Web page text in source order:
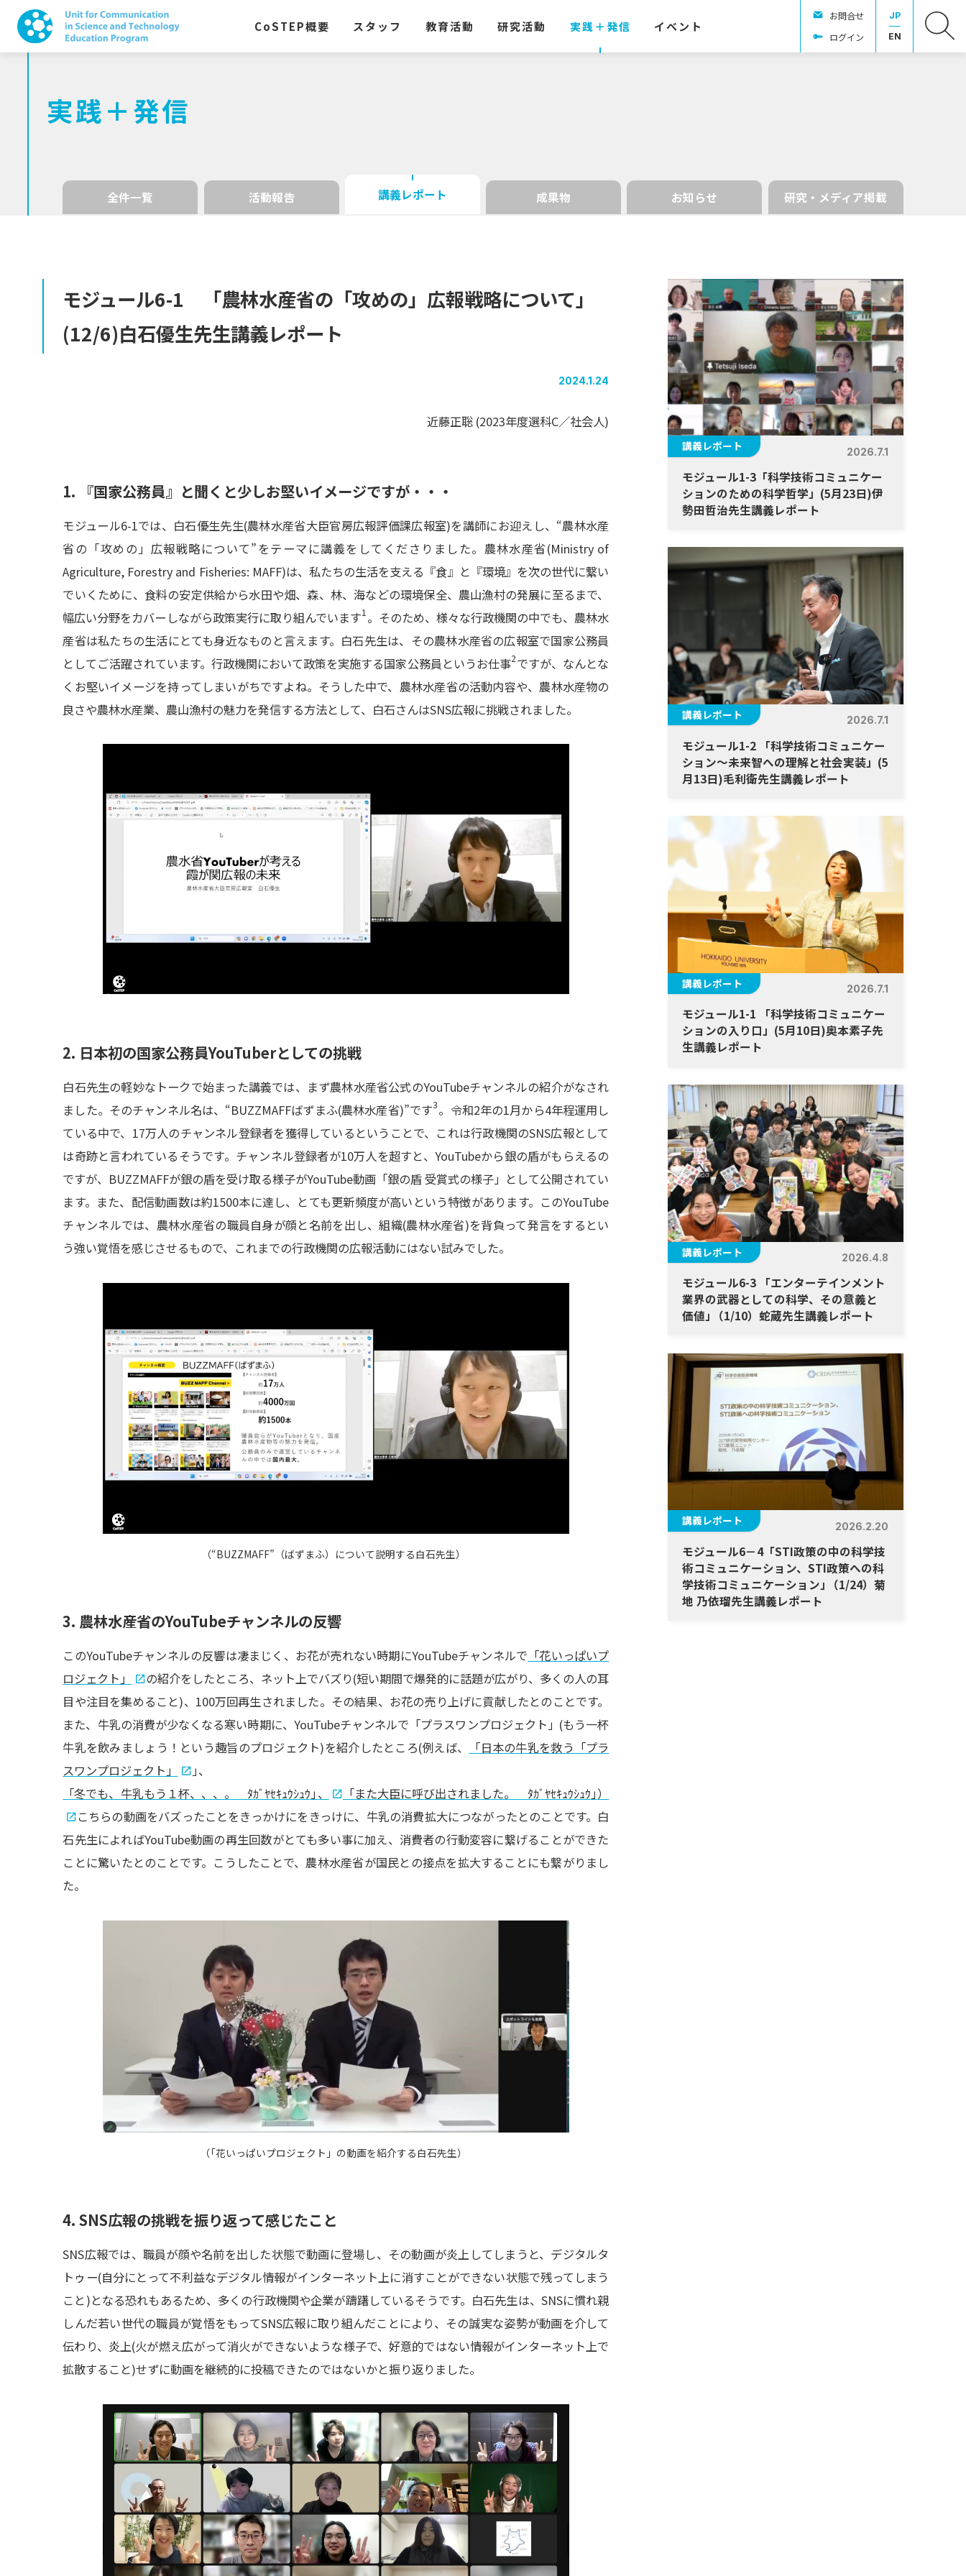
CoSTEP概要 スタッフ 教育活動 研究活動 実践＋発信 イベント
お問合せ
ログイン
JP
EN
実践＋発信
全件一覧 活動報告 講義レポート 成果物 お知らせ 研究・メディア掲載
モジュール6-1 「農林水産省の 「攻めの」 広報戦略について」
(12/6)白石優生先生講義レポート
2024.1.24
近藤正聡 (2023年度選科C／社会人)
1. 『国家公務員』と聞くと少しお堅いイメージですが・・・
モジュール6-1では、白石優生先生(農林水産省大臣官房広報評価課広報室)を講師にお迎えし、“農林水産
省の「攻めの」広報戦略について”をテーマに講義をしてくださりました。農林水産省(Ministry of
Agriculture, Forestry and Fisheries: MAFF)は、私たちの生活を支える『食』と『環境』を次の世代に繋い
でいくために、食料の安定供給から水田や畑、森、林、海などの環境保全、農山漁村の発展に至るまで、
幅広い分野をカバーしながら政策実行に取り組んでいます1。そのため、様々な行政機関の中でも、農林水
産省は私たちの生活にとても身近なものと言えます。白石先生は、その農林水産省の広報室で国家公務員
としてご活躍されています。行政機関において政策を実施する国家公務員というお仕事2ですが、なんとな
くお堅いイメージを持ってしまいがちですよね。そうした中で、農林水産省の活動内容や、農林水産物の
良さや農林水産業、農山漁村の魅力を発信する方法として、白石さんはSNS広報に挑戦されました。
2. 日本初の国家公務員YouTuberとしての挑戦
白石先生の軽妙なトークで始まった講義では、まず農林水産省公式のYouTubeチャンネルの紹介がなされ
ました。そのチャンネル名は、“BUZZMAFFばずまふ(農林水産省)”です3。令和2年の1月から4年程運用し
ている中で、17万人のチャンネル登録者を獲得しているということで、これは行政機関のSNS広報として
は奇跡と言われているそうです。チャンネル登録者が10万人を超すと、YouTubeから銀の盾がもらえるの
ですが、BUZZMAFFが銀の盾を受け取る様子がYouTube動画「銀の盾 受賞式の様子」として公開されてい
ます。また、配信動画数は約1500本に達し、とても更新頻度が高いという特徴があります。このYouTube
チャンネルでは、農林水産省の職員自身が顔と名前を出し、組織(農林水産省)を背負って発言をするとい
う強い覚悟を感じさせるもので、これまでの行政機関の広報活動にはない試みでした。
（“BUZZMAFF”（ばずまふ）について説明する白石先生）
3. 農林水産省のYouTubeチャンネルの反響
このYouTubeチャンネルの反響は凄まじく、お花が売れない時期にYouTubeチャンネルで 「花いっぱいプ
ロジェクト」
の紹介をしたところ、ネット上でバズり(短い期間で爆発的に話題が広がり、多くの人の耳
目や注目を集めること)、100万回再生されました。その結果、お花の売り上げに貢献したとのことです。
また、牛乳の消費が少なくなる寒い時期に、YouTubeチャンネルで「プラスワンプロジェクト」(もう一杯
牛乳を飲みましょう！という趣旨のプロジェクト)を紹介したところ(例えば、
「日本の牛乳を救う「プラ
スワンプロジェクト」
」、
「冬でも、牛乳もう１杯、、、。 ﾀｶﾞﾔｾｷｭｳｼｭｳ 」 、 「また大臣に呼び出されました。 ﾀｶﾞﾔｾｷｭｳｼｭｳ 」）
こちらの動画をバズったことをきっかけにをきっけに、牛乳の消費拡大につながったとのことです。白
石先生によればYouTube動画の再生回数がとても多い事に加え、消費者の行動変容に繋げることができた
ことに驚いたとのことです。こうしたことで、農林水産省が国民との接点を拡大することにも繋がりまし
た。
「花いっぱいプロジェクト」の動画を紹介する白石先生）
4. SNS広報の挑戦を振り返って感じたこと
SNS広報では、職員が顔や名前を出した状態で動画に登場し、その動画が炎上してしまうと、デジタルタ
トゥー(自分にとって不利益なデジタル情報がインターネット上に消すことができない状態で残ってしまう
こと)となる恐れもあるため、多くの行政機関や企業が躊躇しているそうです。白石先生は、SNSに慣れ親
しんだ若い世代の職員が覚悟をもってSNS広報に取り組んだことにより、その誠実な姿勢が動画を介して
伝わり、炎上(火が燃え広がって消火ができないような様子で、好意的ではない情報がインターネット上で
拡散すること)せずに動画を継続的に投稿できたのではないかと振り返りました。
講義レポート 2026.7.1
モジュール1-3「科学技術コミュニケー
ションのための科学哲学」(5月23日)伊
勢⽥哲治先生講義レポート
講義レポート 2026.7.1
モジュール1-2 「科学技術コミュニケー
ション～未来智への理解と社会実装」(5
月13日)毛利衛先生講義レポート
講義レポート 2026.7.1
モジュール1-1 「科学技術コミュニケー
ションの入り口」(5月10日)奥本素子先
生講義レポート
講義レポート 2026.4.8
モジュール6-3 「エンターテインメント
業界の武器としての科学、その意義と
価値」 （1/10）蛇蔵先生講義レポート
講義レポート 2026.2.20
モジュール6－4「STI政策の中の科学技
術コミュニケーション、STI政策への科
学技術コミュニケーション」
（1/24）菊
地 乃依瑠先生講義レポート